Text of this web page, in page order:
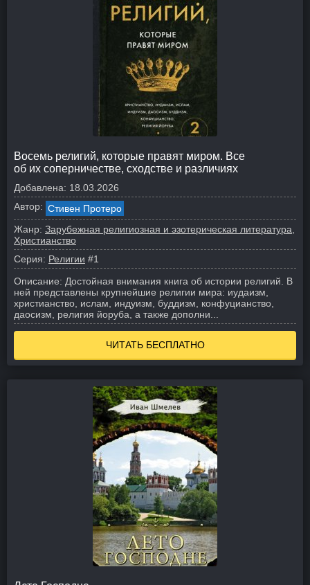
Восемь религий, которые правят миром. Все
об их соперничестве, сходстве и различиях
Добавлена: 18.03.2026
Автор: Стивен Протеро
Жанр: Зарубежная религиозная и эзотерическая литература
Христианство
Серия: Религии #1
Описание: Достойная внимания книга об истории религий. В
ней представлены крупнейшие религии мира: иудаизм,
христианство, ислам, индуизм, буддизм, конфуцианство,
даосизм, религия йоруба, а также дополни...
ЧИТАТЬ БЕСПЛАТНО